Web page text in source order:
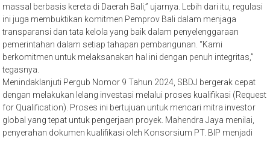
massal berbasis kereta di Daerah Bali,” ujarnya. Lebih dari itu, regulasi
ini juga membuktikan komitmen Pemprov Bali dalam menjaga
transparansi dan tata kelola yang baik dalam penyelenggaraan
pemerintahan dalam setiap tahapan pembangunan. “Kami
berkomitmen untuk melaksanakan hal ini dengan penuh integritas,”
tegasnya.
Menindaklanjuti Pergub Nomor 9 Tahun 2024, SBDJ bergerak cepat
dengan melakukan lelang investasi melalui proses kualifikasi (Request
for Qualification). Proses ini bertujuan untuk mencari mitra investor
global yang tepat untuk pengerjaan proyek. Mahendra Jaya menilai,
penyerahan dokumen kualifikasi oleh Konsorsium PT. BIP menjadi